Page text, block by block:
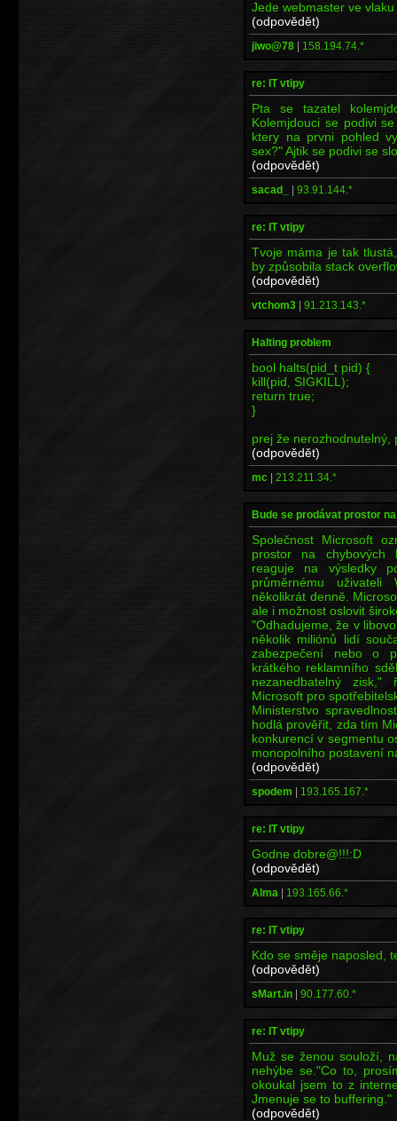
Jede webmaster ve
(odpovědět)
jiwo@78 | 158.194.74.*
re: IT vtipy
Pta se tazatel
Kolemjdouci se podivi
ktery na prvni pohled
sex?" Ajtik se podivi se
(odpovědět)
sacad_ | 93.91.144.*
re: IT vtipy
Tvoje máma je tak
by způsobila stack
(odpovědět)
vtchom3 | 91.213.143.*
Halting problem
bool halts(pid_t pid) {
kill(pid, SIGKILL);
return true;
}
prej že nerozhodnutelný,
(odpovědět)
mc | 213.211.34.*
Bude se prodávat prostor
Společnost Microsoft
prostor na chybových
reaguje na výsledky
průměrnému
několikrát denně.
ale i možnost oslovit
"Odhadujeme, že v
několik miliónů lidí
zabezpečení nebo o
krátkého reklamního
nezanedbatelný
Microsoft pro
Ministerstvo
hodlá prověřit, zda tím
konkurencí v segmentu
monopolního postavení
(odpovědět)
spodem | 193.165.167.*
re: IT vtipy
Godne dobre@!!!:D
(odpovědět)
Alma | 193.165.66.*
re: IT vtipy
Kdo se směje naposled,
(odpovědět)
sMart.in | 90.177.60.*
re: IT vtipy
Muž se ženou souloží,
nehýbe se."Co to,
okoukal jsem to z
Jmenuje se to buffering."
(odpovědět)